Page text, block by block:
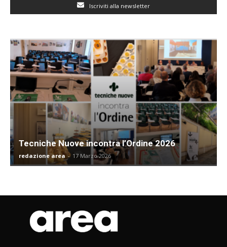
Iscriviti alla newsletter
Tecniche Nuove incontra l’Ordine 2026
redazione area - 17 Marzo 2026